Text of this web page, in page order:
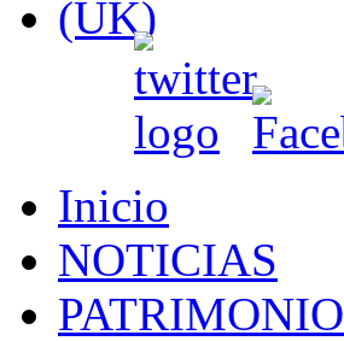
Inicio
NOTICIAS
PATRIMONIO